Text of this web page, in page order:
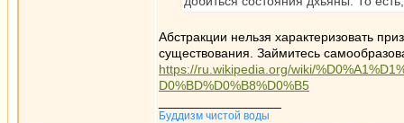
Абстракции нельзя характеризовать
существования. Займитесь
https://ru.wikipedia.org/wiki/
D0%BD%D0%B8%D0%B5
Буддизм чистой воды